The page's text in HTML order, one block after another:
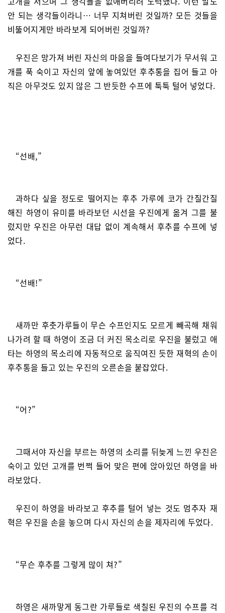
안 되는 생각들이라니… 너무 지쳐버린 것일까? 모든 것들을
비뚤어지게만 바라보게 되어버린 것일까?
우진은 망가져 버린 자신의 마음을 들여다보기가 무서워 고
개를 푹 숙이고 자신의 앞에 놓여있던 후추통을 집어 들고 아
직은 아무것도 있지 않은 그 반듯한 수프에 툭툭 털어 넣었다.
“선배,”
과하다 싶을 정도로 떨어지는 후추 가루에 코가 간질간질
해진 하영이 유미를 바라보던 시선을 우진에게 옮겨 그를 불
렀지만 우진은 아무런 대답 없이 계속해서 후추를 수프에 넣
었다.
“선배!”
새까만 후춧가루들이 무슨 수프인지도 모르게 빼곡해 채워
나가려 할 때 하영이 조금 더 커진 목소리로 우진을 불렀고 애
타는 하영의 목소리에 자동적으로 움직여진 듯한 재혁의 손이
후추통을 들고 있는 우진의 오른손을 붙잡았다.
“어?”
그때서야 자신을 부르는 하영의 소리를 뒤늦게 느낀 우진은
숙이고 있던 고개를 번쩍 들어 맞은 편에 앉아있던 하영을 바
라보았다.
우진이 하영을 바라보고 후추를 털어 넣는 것도 멈추자 재
혁은 우진을 손을 놓으며 다시 자신의 손을 제자리에 두었다.
“무슨 후추를 그렇게 많이 쳐?”
하영은 새까맣게 동그란 가루들로 색칠된 우진의 수프를 걱